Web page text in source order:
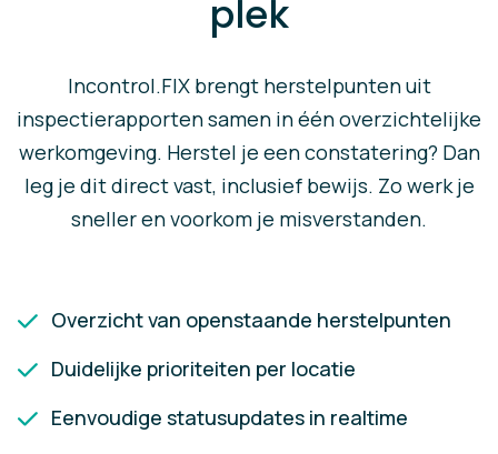
plek
Incontrol.FIX brengt herstelpunten uit
inspectierapporten samen in één overzichtelijke
werkomgeving. Herstel je een constatering? Dan
leg je dit direct vast, inclusief bewijs. Zo werk je
sneller en voorkom je misverstanden.
Overzicht van openstaande herstelpunten
Duidelijke prioriteiten per locatie
Eenvoudige statusupdates in realtime